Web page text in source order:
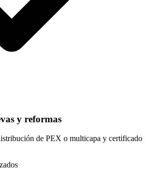
y reformas
de PEX o multicapa y certificado